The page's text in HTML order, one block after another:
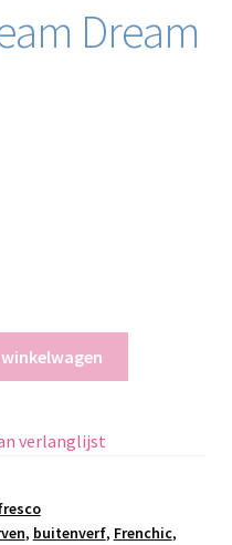
Dream
verlanglijst
, buitenverf, Frenchic,